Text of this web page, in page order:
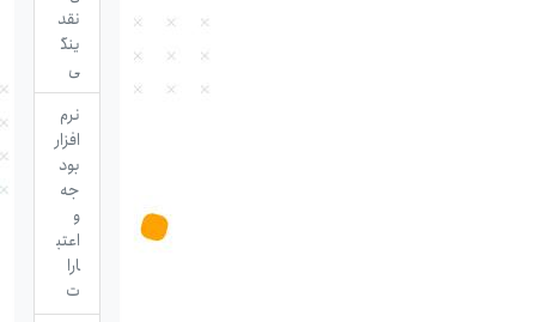
نقد
ینگ
ی
نرم
افزار
بود
جه
اعتب
ارا
ت